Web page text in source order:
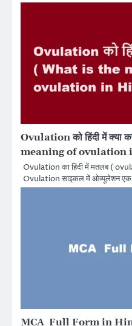
Ovulation को हिंदी में
meaning of ovulation
Ovulation का हिंदी में मतलब (
Ovulation साइकल में ओव्यूलेशन एक
MCA Full Form in Hindi